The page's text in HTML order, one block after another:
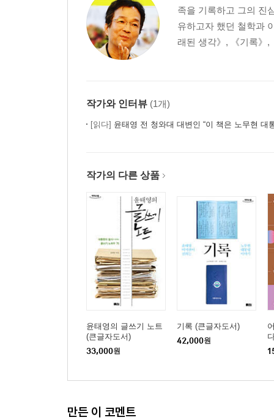
족을 기록하고 그의 진
유하고자 했던 철학과
래된 생각》, 《기록》,
작가와 인터뷰 (1개)
[읽다] 윤태영 전 청와대 대변인 “이 책은 노무현 대
작가의 다른 상품
윤태영의 글쓰기 노트
(큰글자도서)
33,000원
기록 (큰글자도서)
42,000원
만든 이 코멘트